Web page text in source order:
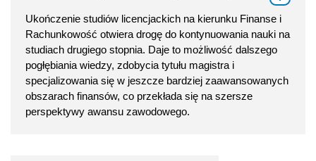
Ukończenie studiów licencjackich na kierunku Finanse i
Rachunkowość otwiera drogę do kontynuowania nauki na
studiach drugiego stopnia. Daje to możliwość dalszego
pogłębiania wiedzy, zdobycia tytułu magistra i
specjalizowania się w jeszcze bardziej zaawansowanych
obszarach finansów, co przekłada się na szersze
perspektywy awansu zawodowego.